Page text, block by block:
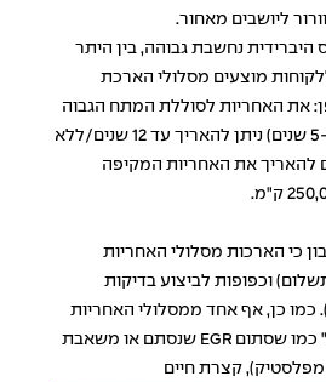
ליושבים מאחור.
נחשבת גבוהה, בין היתר
ללקוחות מוצעים מסלולי הארכת
את האחריות לסוללת המתח הגבוה
(שמתבלה לרוב אחרי 5-7 שנים) ניתן להאריך עד 12 שנים/ללא
להאריך את האחריות המקיפה
כי הארכות מסלולי האחריות
וכפופות לביצוע בדיקות
כמו כן, אף אחד ממסלולי האחריות
לא מכסה את "המחלות" כמו שסתום EGR שנסתם או משאבת
קצרת חיים